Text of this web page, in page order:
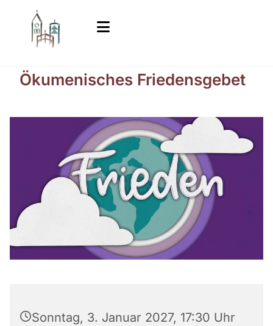
Ökumenisches Friedensgebet
Sonntag, 3. Januar 2027, 17:30 Uhr